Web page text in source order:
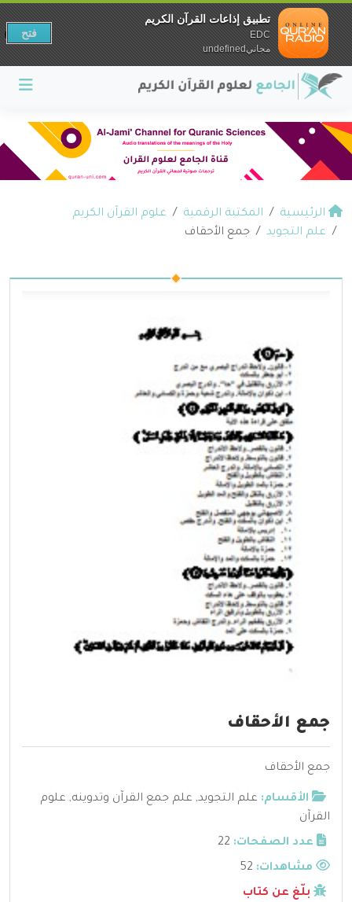
الرئيسية المكتبة الرقمية
علوم القرآن الكريم
علم التجويد
جمع الأحقاف
جمع الأحقاف
جمع الأحقاف
الأقسام: علم التجويد, علم جمع القرآن وتدوينه, علوم
القرآن
عدد الصفحات: 22
مشاهدات:
بلّغ عن كتاب
تطبيق إذاعات القرآن الكريم
EDC
مجانيundefined
فتح